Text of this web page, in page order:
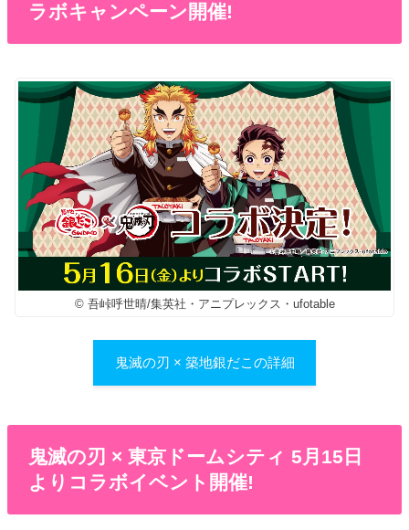
ラボキャンペーン開催!
© 吾峠呼世晴/集英社・アニプレックス・ufotable
鬼滅の刃 × 築地銀だこの詳細
鬼滅の刃 × 東京ドームシティ 5月15日
よりコラボイベント開催!